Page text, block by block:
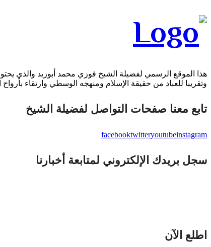
هذا الموقع الرسمي لفضيلة الشيخ فوزي محمد أبوزيد والذي
وتقريبا للعباد من حقيقة الإسلام ومنهجه الوسطي وارتقاء
تابع معنا صفحات التواصل لفضيلة الشيخ
facebooktwitteryoutubeinstagram
سجل بريدك الإلكتروني لمتابعة أخبارنا
اطلع الآن